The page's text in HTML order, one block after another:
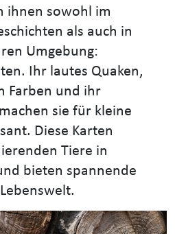
ihnen sowohl im
als auch in
Umgebung:
Ihr lautes Quaken,
Farben und ihr
sie für kleine
Diese Karten
Tiere in
bieten spannende